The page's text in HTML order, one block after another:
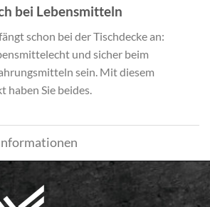
bei Lebensmitteln
schon bei der Tischdecke an:
und sicher beim
sein. Mit diesem
haben Sie beides.